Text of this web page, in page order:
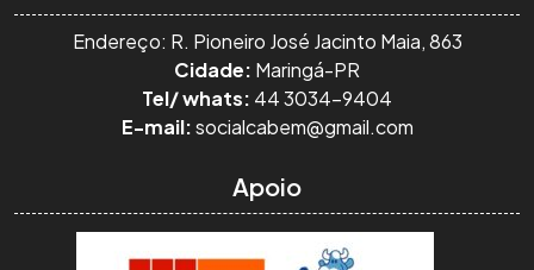
Endereço: R. Pioneiro José Jacinto Maia, 863
Cidade: Maringá-PR
Tel/ whats: 44 3034-9404
E-mail:socialcabem@gmail.com
Apoio